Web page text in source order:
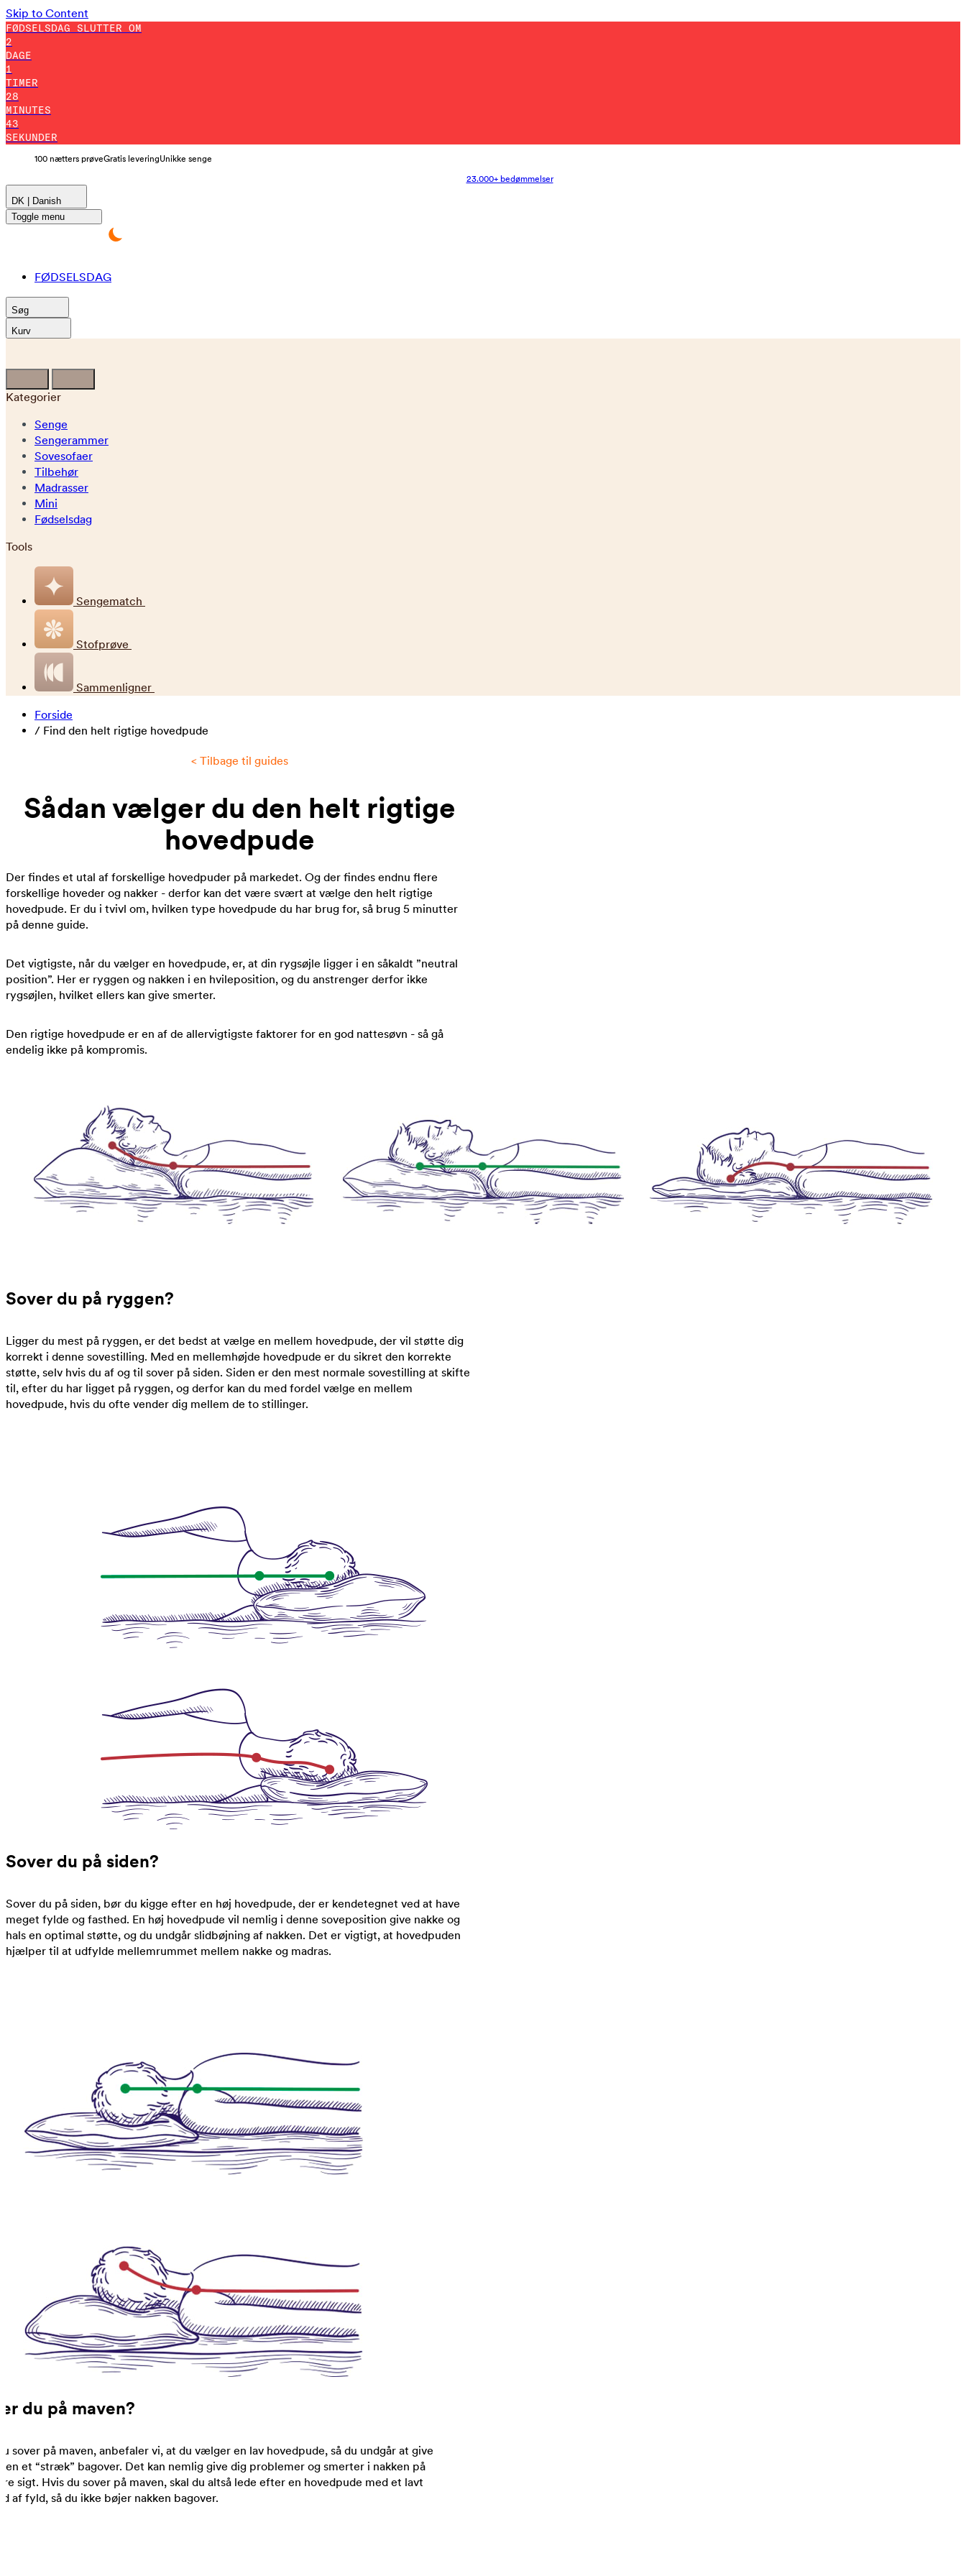
Skip to Content
FØDSELSDAG SLUTTER OM
2
DAGE
1
TIMER
28
MINUTES
42
SEKUNDER
100 nætters prøveGratis leveringUnikke senge
23.000+ bedømmelser
DK | Danish
Toggle menu
FØDSELSDAG
Søg
Kurv
Kategorier
Senge
Sengerammer
Sovesofaer
Tilbehør
Madrasser
Mini
Fødselsdag
Tools
Sengematch
Stofprøve
Sammenligner
Forside
/ Find den helt rigtige hovedpude
< Tilbage til guides
Sådan vælger du den helt rigtige
hovedpude
Der findes et utal af forskellige hovedpuder på markedet. Og der findes endnu flere
forskellige hoveder og nakker - derfor kan det være svært at vælge den helt rigtige
hovedpude. Er du i tvivl om, hvilken type hovedpude du har brug for, så brug 5 minutter
på denne guide.
Det vigtigste, når du vælger en hovedpude, er, at din rygsøjle ligger i en såkaldt ”neutral
position”. Her er ryggen og nakken i en hvileposition, og du anstrenger derfor ikke
rygsøjlen, hvilket ellers kan give smerter.
Den rigtige hovedpude er en af de allervigtigste faktorer for en god nattesøvn - så gå
endelig ikke på kompromis.
Sover du på ryggen?
Ligger du mest på ryggen, er det bedst at vælge en mellem hovedpude, der vil støtte dig
korrekt i denne sovestilling. Med en mellemhøjde hovedpude er du sikret den korrekte
støtte, selv hvis du af og til sover på siden. Siden er den mest normale sovestilling at skifte
til, efter du har ligget på ryggen, og derfor kan du med fordel vælge en mellem
hovedpude, hvis du ofte vender dig mellem de to stillinger.
Sover du på siden?
Sover du på siden, bør du kigge efter en høj hovedpude, der er kendetegnet ved at have
meget fylde og fasthed. En høj hovedpude vil nemlig i denne soveposition give nakke og
hals en optimal støtte, og du undgår slidbøjning af nakken. Det er vigtigt, at hovedpuden
hjælper til at udfylde mellemrummet mellem nakke og madras.
du på maven?
sover på maven, anbefaler vi, at du vælger en lav hovedpude, så du undgår at give
et “stræk” bagover. Det kan nemlig give dig problemer og smerter i nakken på
sigt. Hvis du sover på maven, skal du altså lede efter en hovedpude med et lavt
af fyld, så du ikke bøjer nakken bagover.